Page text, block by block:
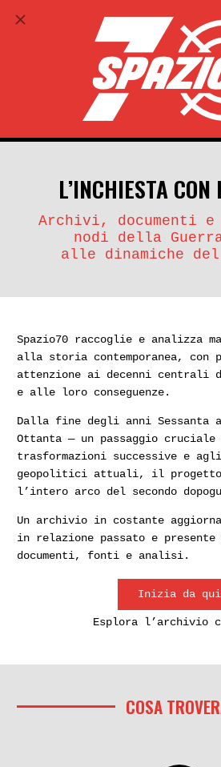
ABBONATI
L’INCHIESTA CON
Archivi, documenti
nodi della
alle dinamiche
Spazio70 raccoglie e analizza
alla storia contemporanea, con
attenzione ai decenni centrali
e alle loro conseguenze.
Dalla fine degli anni Sessanta
Ottanta — un passaggio
trasformazioni successive e
geopolitici attuali, il progetto
l’intero arco del secondo
Un archivio in costante
in relazione passato e
documenti, fonti e analisi.
Inizia da qui
Esplora l’archivio
COSA